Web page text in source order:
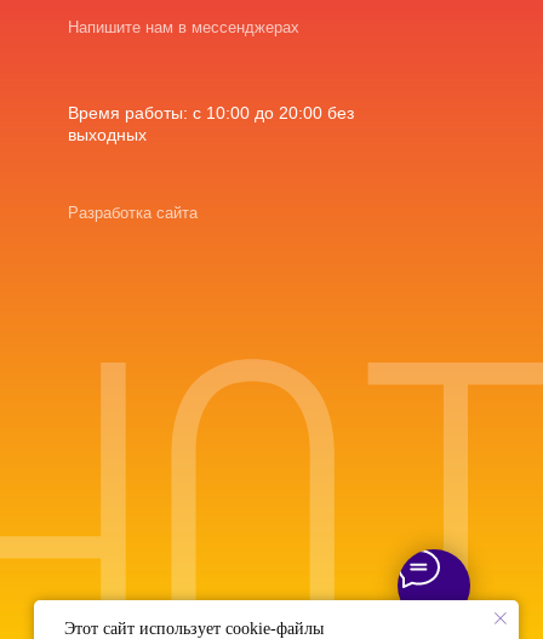
Напишите нам в мессенджерах
Разработка сайта
Время работы: с 10:00 до 20:00 без
выходных
Этот сайт использует cookie-файлы